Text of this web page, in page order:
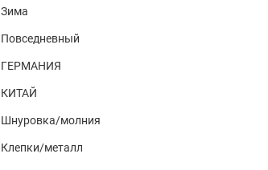
Зима
Повседневный
ГЕРМАНИЯ
КИТАЙ
Шнуровка/молния
Клепки/металл